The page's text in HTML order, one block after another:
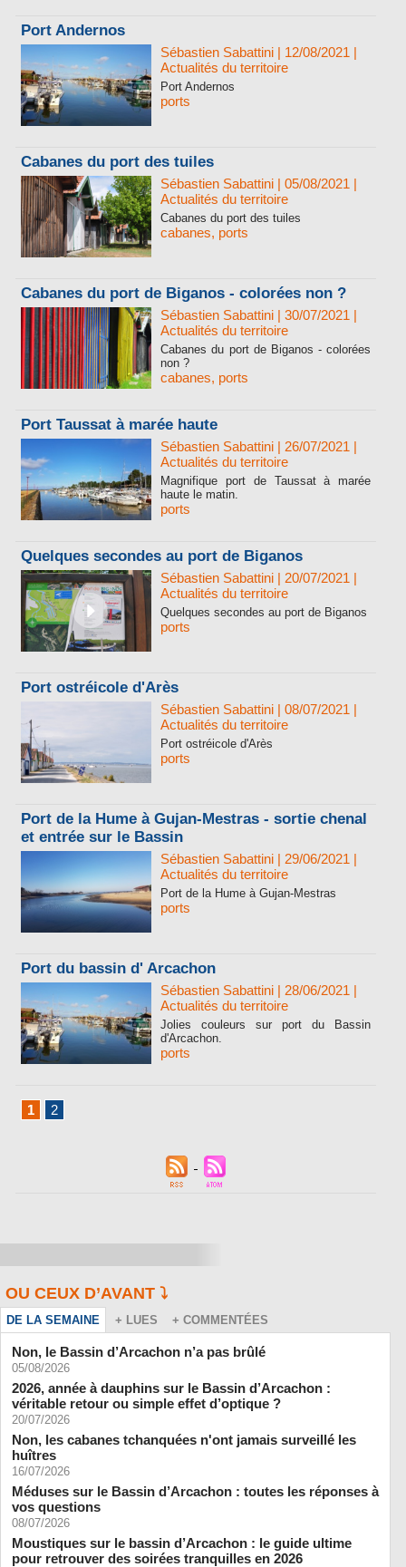
Port Andernos
Sébastien Sabattini | 12/08/2021 |
Actualités du territoire
Port Andernos
ports
Cabanes du port des tuiles
Sébastien Sabattini | 05/08/2021 |
Actualités du territoire
Cabanes du port des tuiles
cabanes, ports
Cabanes du port de Biganos - colorées non ?
Sébastien Sabattini | 30/07/2021 |
Actualités du territoire
Cabanes du port de Biganos - colorées
non ?
cabanes, ports
Port Taussat à marée haute
Sébastien Sabattini | 26/07/2021 |
Actualités du territoire
Magnifique port de Taussat à marée
haute le matin.
ports
Quelques secondes au port de Biganos
Sébastien Sabattini | 20/07/2021 |
Actualités du territoire
Quelques secondes au port de Biganos
ports
Port ostréicole d'Arès
Sébastien Sabattini | 08/07/2021 |
Actualités du territoire
Port ostréicole d'Arès
ports
Port de la Hume à Gujan-Mestras - sortie chenal
et entrée sur le Bassin
Sébastien Sabattini | 29/06/2021 |
Actualités du territoire
Port de la Hume à Gujan-Mestras
ports
Port du bassin d' Arcachon
Sébastien Sabattini | 28/06/2021 |
Actualités du territoire
Jolies couleurs sur port du Bassin
d'Arcachon.
ports
1 2
OU CEUX D’AVANT ⤵️
DE LA SEMAINE + LUES + COMMENTÉES
Non, le Bassin d’Arcachon n’a pas brûlé
05/08/2026
2026, année à dauphins sur le Bassin d’Arcachon :
véritable retour ou simple effet d’optique ?
20/07/2026
Non, les cabanes tchanquées n'ont jamais surveillé les
huîtres
16/07/2026
Méduses sur le Bassin d’Arcachon : toutes les réponses à
vos questions
08/07/2026
Moustiques sur le bassin d’Arcachon : le guide ultime
pour retrouver des soirées tranquilles en 2026